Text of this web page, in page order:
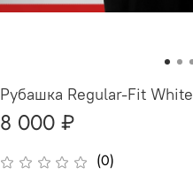
(0)
Рубашка Regular-Fit White
8 000 ₽